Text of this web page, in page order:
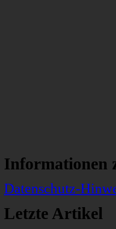
Informationen
Datenschutz-
Letzte Artikel